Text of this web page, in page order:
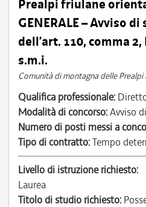
Prealpi friulane
GENERALE – Avviso
dell’art. 110, comma
s.m.i.
Comunità di montagna delle
Qualifica professionale:
Modalità di concorso:Avviso
Numero di posti messi a
Tipo di contratto:Tempo
Livello di istruzione richiesto:
Laurea
Titolo di studio richiesto: